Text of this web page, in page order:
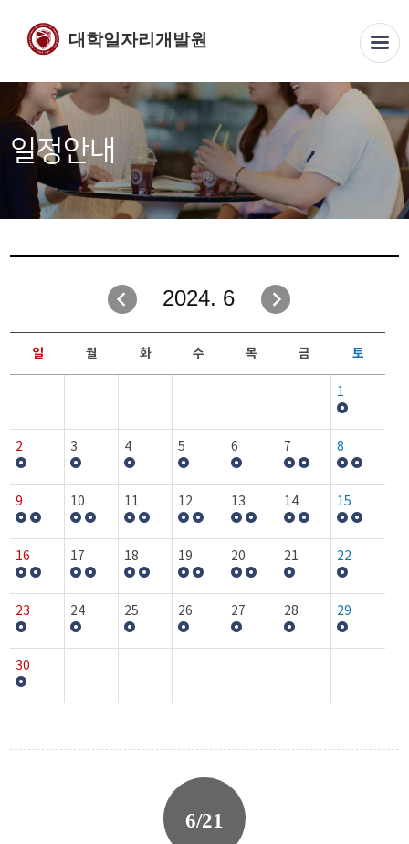
대학일자리개발원
일정안내
2024. 6
일 월 화 수 목 금 토
1
2 3 4 5 6 7 8
9 10 11 12 13 14 15
16 17 18 19 20 21 22
23 24 25 26 27 28 29
30
6/21